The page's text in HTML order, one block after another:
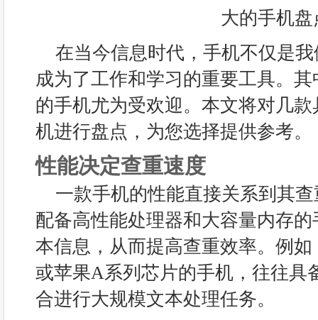
在当今信息时代，手机不仅是
成为了工作和学习的重要工具。
的手机尤为受欢迎。本文将对几
机进行盘点，为您选择提供参考。
性能决定查重速度
一款手机的性能直接关系到其
配备高性能处理器和大容量内存
本信息，从而提高查重效率。例
或苹果A系列芯片的手机，往往具
合进行大规模文本处理任务。